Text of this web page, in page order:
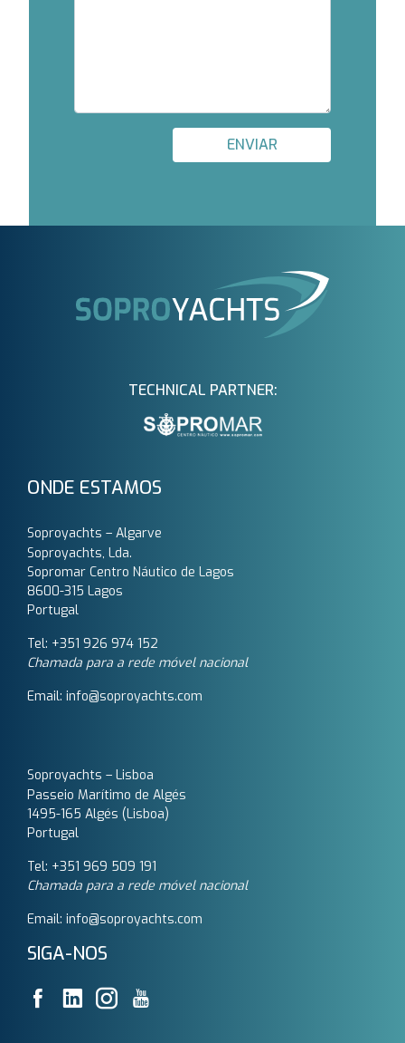
ENVIAR
TECHNICAL PARTNER:
ONDE ESTAMOS
Soproyachts – Algarve
Soproyachts, Lda.
Sopromar Centro Náutico de Lagos
8600-315 Lagos
Portugal
Tel: +351 926 974 152
Chamada para a rede móvel nacional
Email: info@soproyachts.com
Soproyachts – Lisboa
Passeio Marítimo de Algés
1495-165 Algés (Lisboa)
Portugal
Tel: +351 969 509 191‬
Chamada para a rede móvel nacional
Email: info@soproyachts.com
SIGA-NOS